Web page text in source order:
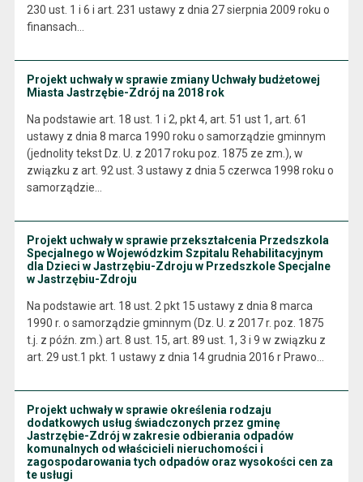
230 ust. 1 i 6 i art. 231 ustawy z dnia 27 sierpnia 2009 roku o
finansach…
Projekt uchwały w sprawie zmiany Uchwały budżetowej
Miasta Jastrzębie-Zdrój na 2018 rok
Na podstawie art. 18 ust. 1 i 2, pkt 4, art. 51 ust 1, art. 61
ustawy z dnia 8 marca 1990 roku o samorządzie gminnym
(jednolity tekst Dz. U. z 2017 roku poz. 1875 ze zm.), w
związku z art. 92 ust. 3 ustawy z dnia 5 czerwca 1998 roku o
samorządzie…
Projekt uchwały w sprawie przekształcenia Przedszkola
Specjalnego w Wojewódzkim Szpitalu Rehabilitacyjnym
dla Dzieci w Jastrzębiu-Zdroju w Przedszkole Specjalne
w Jastrzębiu-Zdroju
Na podstawie art. 18 ust. 2 pkt 15 ustawy z dnia 8 marca
1990 r. o samorządzie gminnym (Dz. U. z 2017 r. poz. 1875
t.j. z późn. zm.) art. 8 ust. 15, art. 89 ust. 1, 3 i 9 w związku z
art. 29 ust.1 pkt. 1 ustawy z dnia 14 grudnia 2016 r Prawo…
Projekt uchwały w sprawie określenia rodzaju
dodatkowych usług świadczonych przez gminę
Jastrzębie-Zdrój w zakresie odbierania odpadów
komunalnych od właścicieli nieruchomości i
zagospodarowania tych odpadów oraz wysokości cen za
te usługi